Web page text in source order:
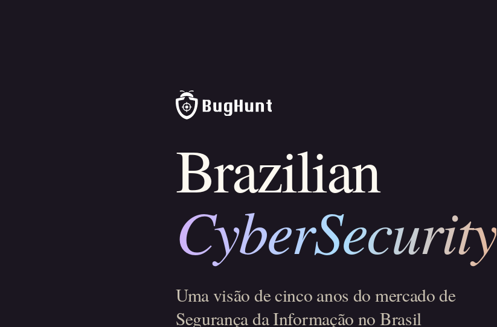
Brazilian
CyberSecurity
Uma visão de cinco anos do mercado de
Segurança da Informação no Brasil